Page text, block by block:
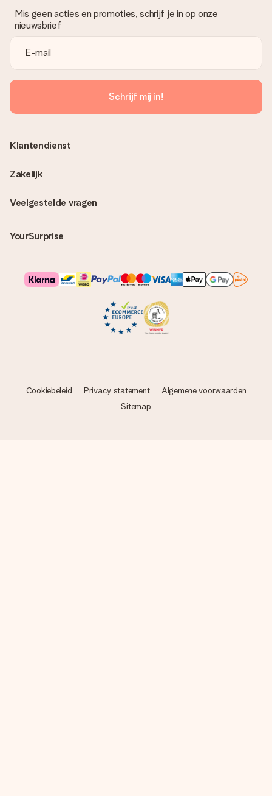
Mis geen acties en promoties, schrijf je in op onze
nieuwsbrief
Schrijf mij in!
Veelgestelde vragen
YourSurprise
Klantendienst
Zakelijk
Cookiebeleid Privacy statement
Algemene voorwaarden
Sitemap